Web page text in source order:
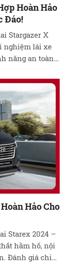
Hoàn Hảo
Đáo!
Stargazer X
nghiệm lái xe
năng an toàn
Hảo Cho
Starex 2024 –
hầm hố, nội
Đánh giá chi